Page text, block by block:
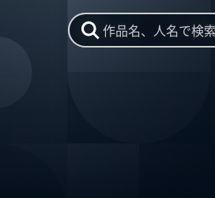
作品名、人名で検索